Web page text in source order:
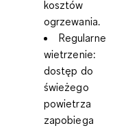
kosztów
ogrzewania.
Regularne
wietrzenie:
dostęp do
świeżego
powietrza
zapobiega